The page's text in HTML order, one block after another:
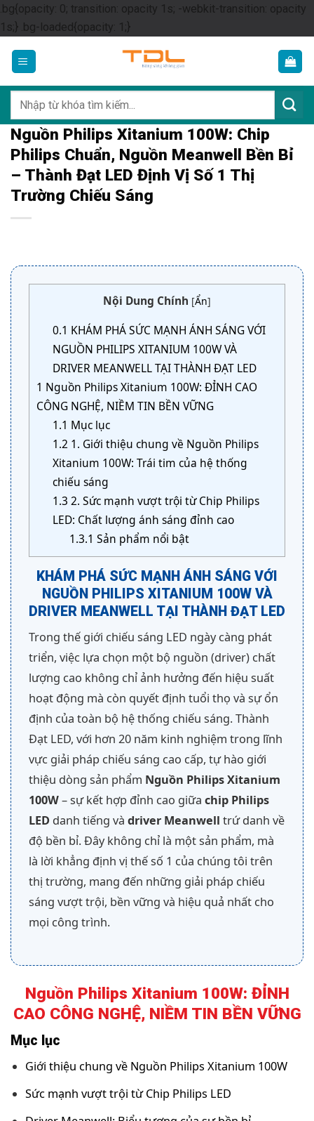
.bg{opacity: 0; transition: opacity 1s; -webkit-transition: opacity
1s;} .bg-loaded{opacity: 1;}Skip
content
kiếm:
Nguồn Philips Xitanium 100W: Chip
Philips Chuẩn, Nguồn Meanwell Bền Bỉ
– Thành Đạt LED Định Vị Số 1 Thị
Trường Chiếu Sáng
Nội Dung Chính [Ẩn]
0.1 KHÁM PHÁ SỨC MẠNH ÁNH SÁNG VỚI
NGUỒN PHILIPS XITANIUM 100W VÀ
DRIVER MEANWELL TẠI THÀNH ĐẠT LED
1 Nguồn Philips Xitanium 100W: ĐỈNH CAO
CÔNG NGHỆ, NIỀM TIN BỀN VỮNG
1.1 Mục lục
1.2 1. Giới thiệu chung về Nguồn Philips
Xitanium 100W: Trái tim của hệ thống
chiếu sáng
1.3 2. Sức mạnh vượt trội từ Chip Philips
LED: Chất lượng ánh sáng đỉnh cao
1.3.1 Sản phẩm nổi bật
KHÁM PHÁ SỨC MẠNH ÁNH SÁNG VỚI
NGUỒN PHILIPS XITANIUM 100W VÀ
DRIVER MEANWELL TẠI THÀNH ĐẠT LED
Trong thế giới chiếu sáng LED ngày càng phát
triển, việc lựa chọn một bộ nguồn (driver) chất
lượng cao không chỉ ảnh hưởng đến hiệu suất
hoạt động mà còn quyết định tuổi thọ và sự ổn
định của toàn bộ hệ thống chiếu sáng. Thành
Đạt LED, với hơn 20 năm kinh nghiệm trong lĩnh
vực giải pháp chiếu sáng cao cấp, tự hào giới
thiệu dòng sản phẩm Nguồn Philips Xitanium
100W– sự kết hợp đỉnh cao giữa chip Philips
LED danh tiếng và driver Meanwell trứ danh về
độ bền bỉ. Đây không chỉ là một sản phẩm, mà
là lời khẳng định vị thế số 1 của chúng tôi trên
thị trường, mang đến những giải pháp chiếu
sáng vượt trội, bền vững và hiệu quả nhất cho
mọi công trình.
Nguồn Philips Xitanium 100W: ĐỈNH
CAO CÔNG NGHỆ, NIỀM TIN BỀN VỮNG
Mục lục
Giới thiệu chung về Nguồn Philips Xitanium 100W
Sức mạnh vượt trội từ Chip Philips LED